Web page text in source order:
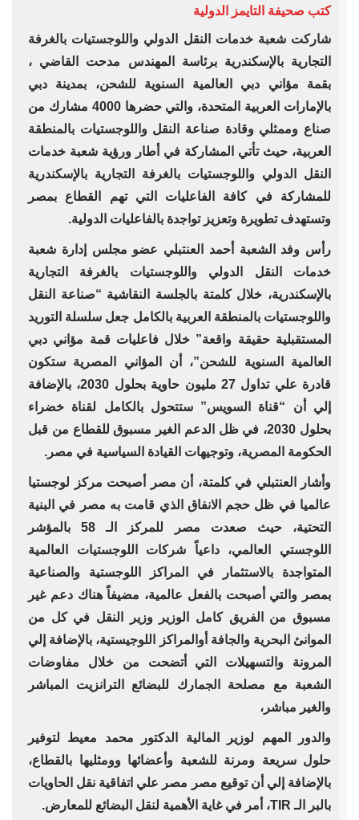
كتب صحيفة التايمز الدولية
شاركت شعبة خدمات النقل الدولي واللوجستيات بالغرفة
التجارية بالإسكندرية برئاسة المهندس مدحت القاضي ،
بقمة مؤاني دبي العالمية السنوية للشحن، بمدينة دبي
بالإمارات العربية المتحدة، والتي حضرها 4000 مشارك من
صناع وممثلي وقادة صناعة النقل واللوجستيات بالمنطقة
العربية، حيث تأتي المشاركة في أطار ورؤية شعبة خدمات
النقل الدولي واللوجستيات بالغرفة التجارية بالإسكندرية
للمشاركة في كافة الفاعليات التي تهم القطاع بمصر
وتستهدف تطويرة وتعزيز تواجدة بالفاعليات الدولية.
رأس وفد الشعبة أحمد العنتبلي عضو مجلس إدارة شعبة
خدمات النقل الدولي واللوجستيات بالغرفة التجارية
بالإسكندرية، خلال كلمتة بالجلسة النقاشية “صناعة النقل
واللوجستيات بالمنطقة العربية بالكامل جعل سلسلة التوريد
المستقبلية حقيقة واقعة” خلال فاعليات قمة مؤاني دبي
العالمية السنوية للشحن”، أن المؤاني المصرية ستكون
قادرة علي تداول 27 مليون حاوية بحلول 2030، بالإضافة
إلي أن “قناة السويس” ستتحول بالكامل لقناة خضراء
بحلول 2030، في ظل الدعم الغير مسبوق للقطاع من قبل
الحكومة المصرية، وتوجيهات القيادة السياسية في مصر.
وأشار العنتبلي في كلمتة، أن مصر أصبحت مركز لوجستيا
عالميا في ظل حجم الانفاق الذي قامت به مصر في البنية
التحتية، حيث صعدت مصر للمركز الـ 58 بالمؤشر
اللوجستي العالمي، داعياً شركات اللوجستيات العالمية
المتواجدة بالاستثمار في المراكز اللوجستية والصناعية
بمصر والتي أصبحت بالفعل عالمية، مضيفاً هناك دعم غير
مسبوق من الفريق كامل الوزير وزير النقل في كل من
الموانئ البحرية والجافة أوالمراكز اللوجيستية، بالإضافة إلي
المرونة والتسهيلات التي أتضحت من خلال مفاوضات
الشعبة مع مصلحة الجمارك للبضائع الترانزيت المباشر
والغير مباشر،
والدور المهم لوزير المالية الدكتور محمد معيط لتوفير
حلول سريعة ومرنة للشعبة وأعضائها وومثليها بالقطاع،
بالإضافة إلي أن توقيع مصر مصر علي اتفاقية نقل الحاويات
بالبر الـ TIR، أمر في غاية الأهمية لنقل البضائع للمعارض.